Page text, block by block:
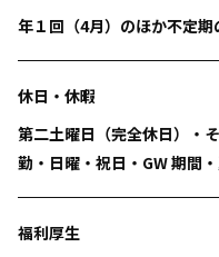
年１回（4月）のほか不定期
休日・休暇
第二土曜日（完全休日）・
勤・日曜・祝日・GW 期間
福利厚生